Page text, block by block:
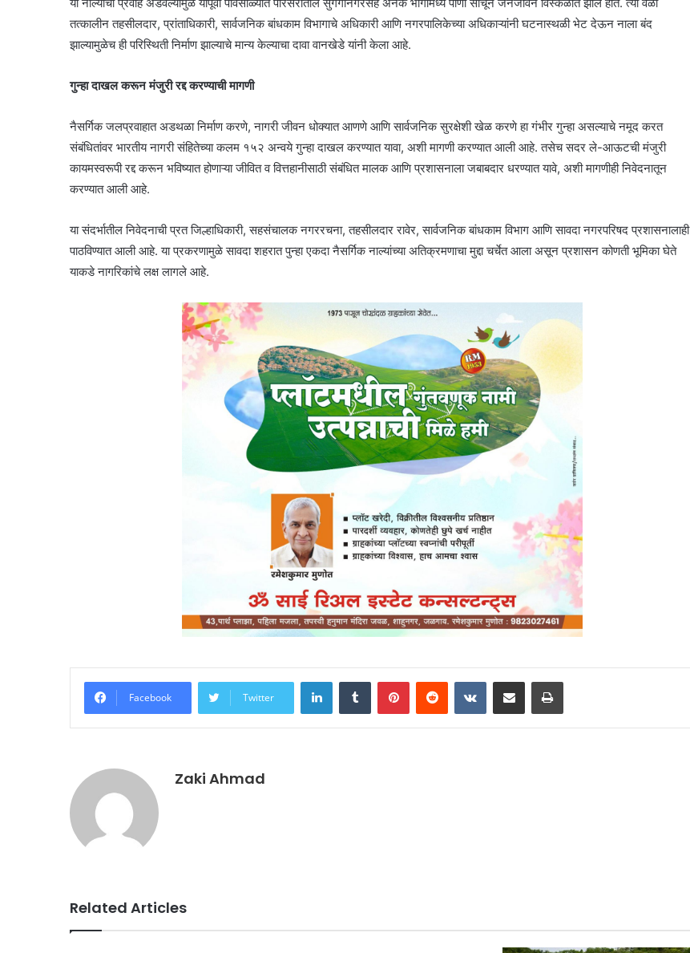
तत्कालीन तहसीलदार, प्रांताधिकारी, सार्वजनिक बांधकाम विभागाचे अधिकारी आणि नगरपालिकेच्या अधिकाऱ्यांनी घटनास्थळी भेट देऊन नाला बंद
झाल्यामुळेच ही परिस्थिती निर्माण झाल्याचे मान्य केल्याचा दावा वानखेडे यांनी केला आहे.
गुन्हा दाखल करून मंजुरी रद्द करण्याची मागणी
नैसर्गिक जलप्रवाहात अडथळा निर्माण करणे, नागरी जीवन धोक्यात आणणे आणि सार्वजनिक सुरक्षेशी खेळ करणे हा गंभीर गुन्हा असल्याचे नमूद करत
संबंधितांवर भारतीय नागरी संहितेच्या कलम १५२ अन्वये गुन्हा दाखल करण्यात यावा, अशी मागणी करण्यात आली आहे. तसेच सदर ले-आऊटची मंजुरी
कायमस्वरूपी रद्द करून भविष्यात होणाऱ्या जीवित व वित्तहानीसाठी संबंधित मालक आणि प्रशासनाला जबाबदार धरण्यात यावे, अशी मागणीही निवेदनातून
करण्यात आली आहे.
या संदर्भातील निवेदनाची प्रत जिल्हाधिकारी, सहसंचालक नगररचना, तहसीलदार रावेर, सार्वजनिक बांधकाम विभाग आणि सावदा नगरपरिषद प्रशासनालाही
पाठविण्यात आली आहे. या प्रकरणामुळे सावदा शहरात पुन्हा एकदा नैसर्गिक नाल्यांच्या अतिक्रमणाचा मुद्दा चर्चेत आला असून प्रशासन कोणती भूमिका घेते
याकडे नागरिकांचे लक्ष लागले आहे.
Facebook Twitter
LinkedInTumblr PinterestReddit VKontakteShare via Email Print
Zaki Ahmad
Related Articles